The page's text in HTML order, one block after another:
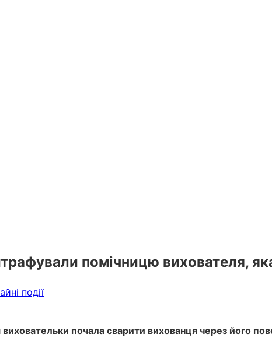
помічницю вихователя,
події
виховательки почала сварити вихованця через його